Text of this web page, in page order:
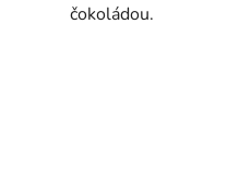
čokoládou.